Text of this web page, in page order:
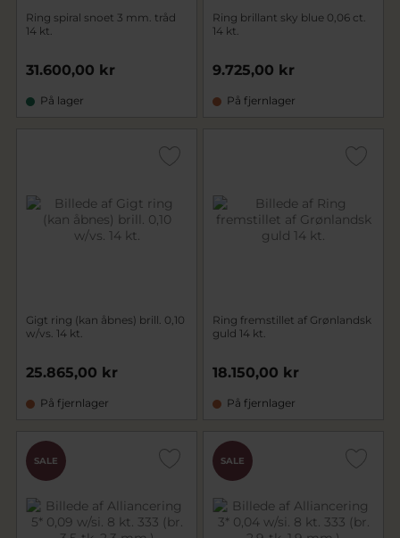
Ring spiral snoet 3 mm. tråd
14 kt.
31.600,00 kr
På lager
Ring brillant sky blue 0,06 ct.
14 kt.
9.725,00 kr
På fjernlager
Gigt ring (kan åbnes) brill. 0,10
w/vs. 14 kt.
25.865,00 kr
På fjernlager
Ring fremstillet af Grønlandsk
guld 14 kt.
18.150,00 kr
På fjernlager
SALE SALE